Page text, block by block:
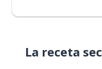
La receta